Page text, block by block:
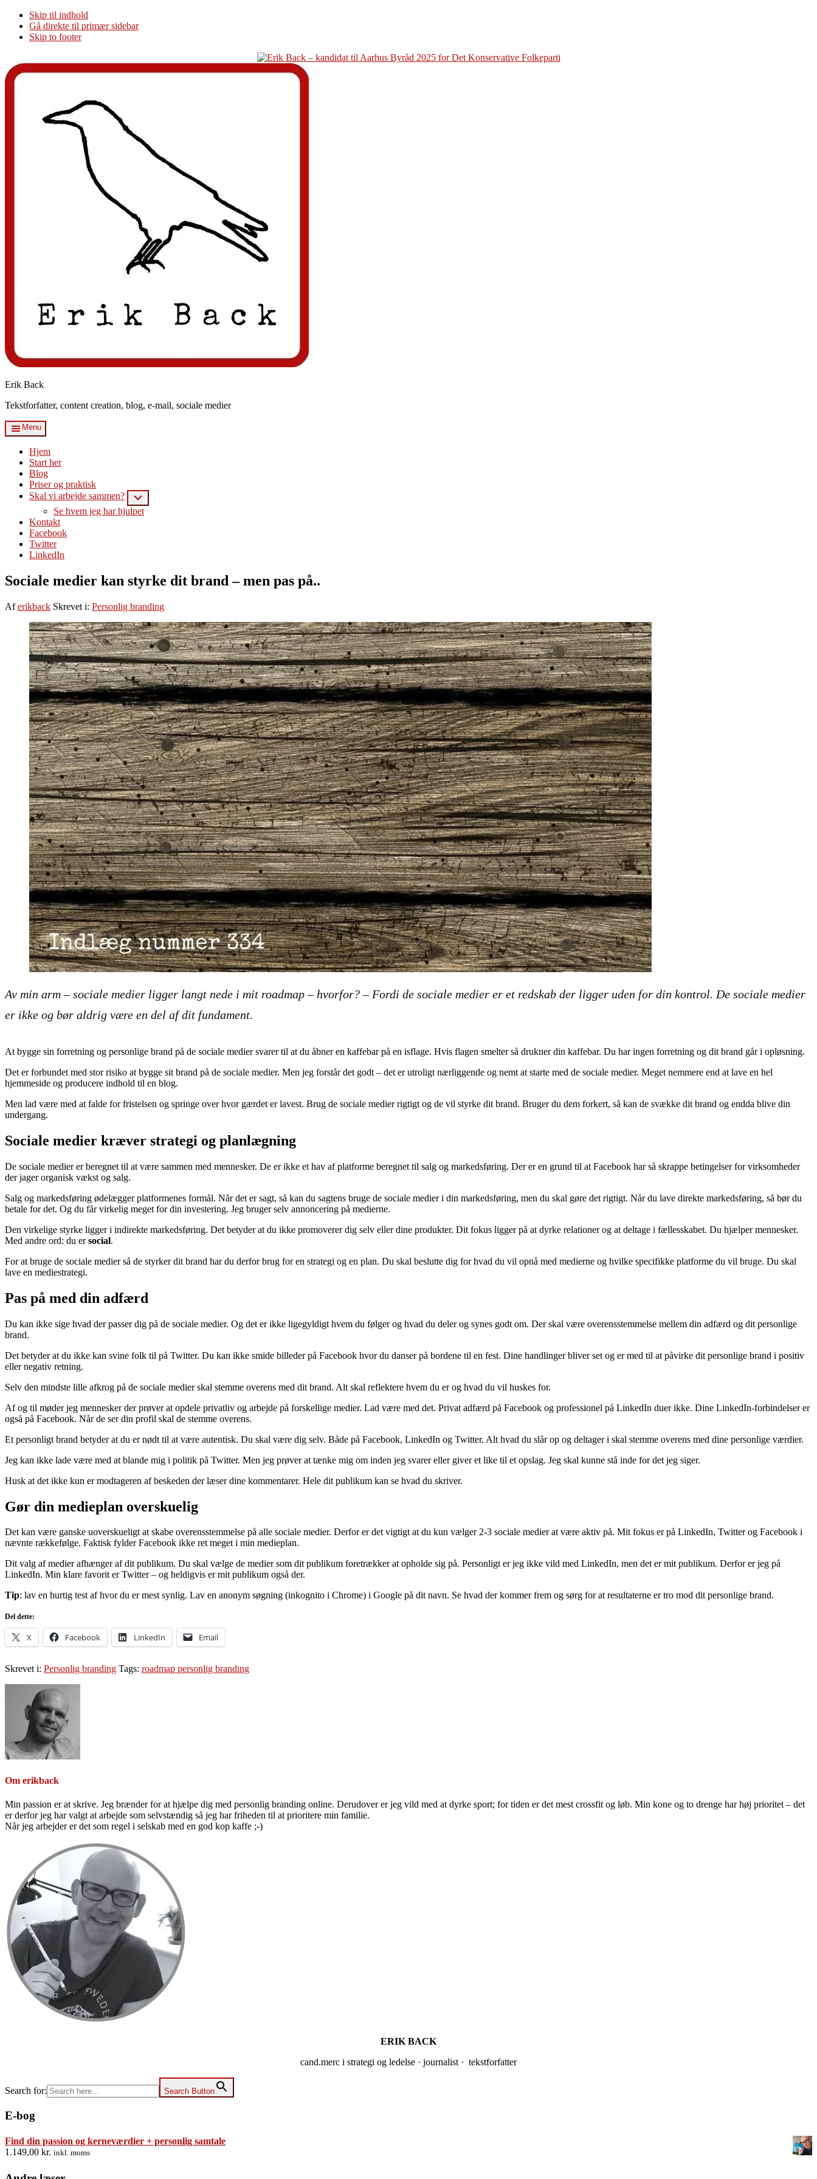
Skip til indhold
Gå direkte til primær sidebar
Skip to footer
Additional
menu
Erik Back
Tekstforfatter, content creation, blog, e-mail, sociale medier
Menu
Hjem
Start her
Blog
Priser og praktisk
Skal vi arbejde sammen?
Se hvem jeg har hjulpet
Kontakt
Facebook
Twitter
LinkedIn
Sociale medier kan styrke dit brand – men pas på..
Aferikback Skrevet i: Personlig branding
Av min arm – sociale medier ligger langt nede i mit roadmap – hvorfor?– Fordi de sociale medier er et redskab der ligger uden for din kontrol. De sociale medier
er ikke og bør aldrig være en del af dit fundament.
At bygge sin forretning og personlige brand på de sociale medier svarer til at du åbner en kaffebar på en isflage. Hvis flagen smelter så drukner din kaffebar. Du har ingen forretning og dit brand går i opløsning.
Det er forbundet med stor risiko at bygge sit brand på de sociale medier. Men jeg forstår det godt – det er utroligt nærliggende og nemt at starte med de sociale medier. Meget nemmere end at lave en hel
hjemmeside og producere indhold til en blog.
Men lad være med at falde for fristelsen og springe over hvor gærdet er lavest. Brug de sociale medier rigtigt og de vil styrke dit brand. Bruger du dem forkert, så kan de svække dit brand og endda blive din
undergang.
Sociale medier kræver strategi og planlægning
De sociale medier er beregnet til at være sammen med mennesker. De er ikke et hav af platforme beregnet til salg og markedsføring. Der er en grund til at Facebook har så skrappe betingelser for virksomheder
der jager organisk vækst og salg.
Salg og markedsføring ødelægger platformenes formål. Når det er sagt, så kan du sagtens bruge de sociale medier i din markedsføring, men du skal gøre det rigtigt. Når du lave direkte markedsføring, så bør du
betale for det. Og du får virkelig meget for din investering. Jeg bruger selv annoncering på medierne.
Den virkelige styrke ligger i indirekte markedsføring. Det betyder at du ikke promoverer dig selv eller dine produkter. Dit fokus ligger på at dyrke relationer og at deltage i fællesskabet. Du hjælper mennesker.
Med andre ord: du ersocial.
For at bruge de sociale medier så de styrker dit brand har du derfor brug for en strategi og en plan. Du skal beslutte dig for hvad du vil opnå med medierne og hvilke specifikke platforme du vil bruge. Du skal
lave en mediestrategi.
Pas på med din adfærd
Du kan ikke sige hvad der passer dig på de sociale medier. Og det er ikke ligegyldigt hvem du følger og hvad du deler og synes godt om. Der skal være overensstemmelse mellem din adfærd og dit personlige
brand.
Det betyder at du ikke kan svine folk til på Twitter. Du kan ikke smide billeder på Facebook hvor du danser på bordene til en fest. Dine handlinger bliver set og er med til at påvirke dit personlige brand i positiv
eller negativ retning.
Selv den mindste lille afkrog på de sociale medier skal stemme overens med dit brand. Alt skal reflektere hvem du er og hvad du vil huskes for.
Af og til møder jeg mennesker der prøver at opdele privatliv og arbejde på forskellige medier. Lad være med det. Privat adfærd på Facebook og professionel på LinkedIn duer ikke. Dine LinkedIn-forbindelser er
også på Facebook. Når de ser din profil skal de stemme overens.
Et personligt brand betyder at du er nødt til at være autentisk. Du skal være dig selv. Både på Facebook, LinkedIn og Twitter. Alt hvad du slår op og deltager i skal stemme overens med dine personlige værdier.
Jeg kan ikke lade være med at blande mig i politik på Twitter. Men jeg prøver at tænke mig om inden jeg svarer eller giver et like til et opslag. Jeg skal kunne stå inde for det jeg siger.
Husk at det ikke kun er modtageren af beskeden der læser dine kommentarer. Hele dit publikum kan se hvad du skriver.
Gør din medieplan overskuelig
Det kan være ganske uoverskueligt at skabe overensstemmelse på alle sociale medier. Derfor er det vigtigt at du kun vælger 2-3 sociale medier at være aktiv på. Mit fokus er på LinkedIn, Twitter og Facebook i
nævnte rækkefølge. Faktisk fylder Facebook ikke ret meget i min medieplan.
Dit valg af medier afhænger af dit publikum. Du skal vælge de medier som dit publikum foretrækker at opholde sig på. Personligt er jeg ikke vild med LinkedIn, men det er mit publikum. Derfor er jeg på
LinkedIn. Min klare favorit er Twitter – og heldigvis er mit publikum også der.
Tip: lav en hurtig test af hvor du er mest synlig. Lav en anonym søgning (inkognito i Chrome) i Google på dit navn. Se hvad der kommer frem og sørg for at resultaterne er tro mod dit personlige brand.
Del dette:
X Facebook LinkedIn Email
Skrevet i: Personlig branding Tags: roadmap personlig branding
Om erikback
Min passion er at skrive. Jeg brænder for at hjælpe dig med personlig branding online. Derudover er jeg vild med at dyrke sport; for tiden er det mest crossfit og løb. Min kone og to drenge har høj prioritet – det
er derfor jeg har valgt at arbejde som selvstændig så jeg har friheden til at prioritere min familie.
Når jeg arbejder er det som regel i selskab med en god kop kaffe ;-)
Sidebar
ERIK BACK
cand.merc i strategi og ledelse · journalist · tekstforfatter
Search for: Search Button
E-bog
Find din passion og kerneværdier + personlig samtale
1.149,00 kr. inkl. moms